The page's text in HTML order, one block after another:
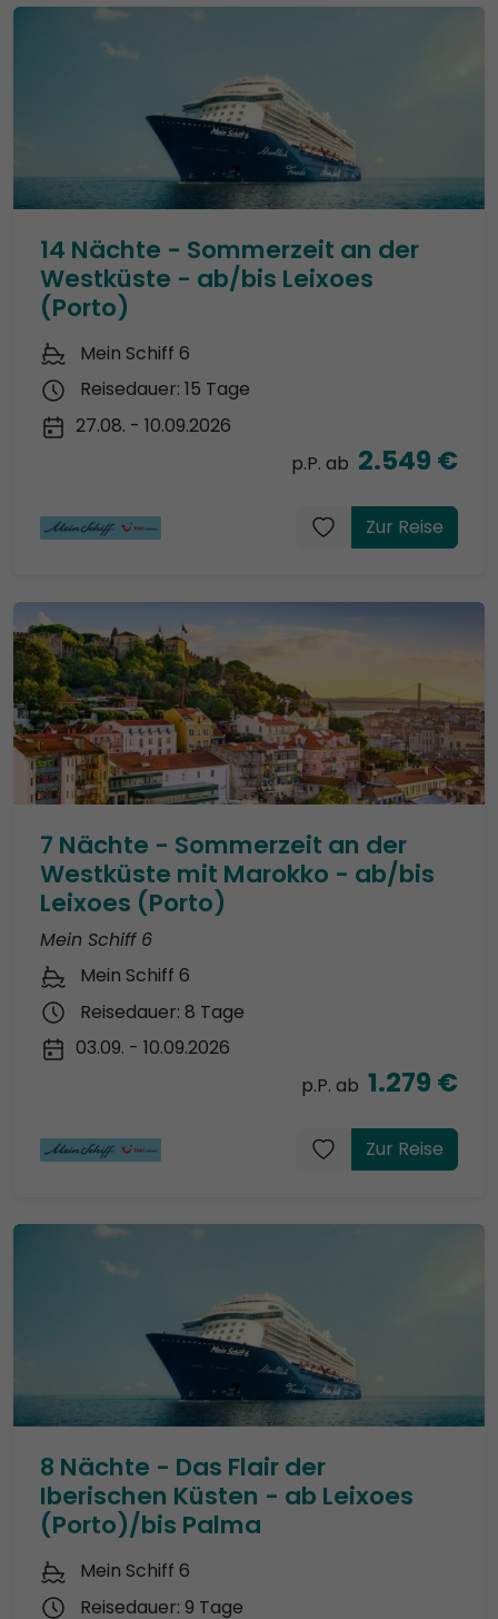
14 Nächte - Sommerzeit an der
Westküste - ab/bis Leixoes
(Porto)
Mein Schiff 6
Reisedauer: 15 Tage
27.08. - 10.09.2026
p.P. ab 2.549 €
Zur Reise
7 Nächte - Sommerzeit an der
Westküste mit Marokko - ab/bis
Leixoes (Porto)
Mein Schiff 6
Mein Schiff 6
Reisedauer: 8 Tage
03.09. - 10.09.2026
p.P. ab 1.279 €
Zur Reise
8 Nächte - Das Flair der
Iberischen Küsten - ab Leixoes
(Porto)/bis Palma
Mein Schiff 6
Reisedauer: 9 Tage